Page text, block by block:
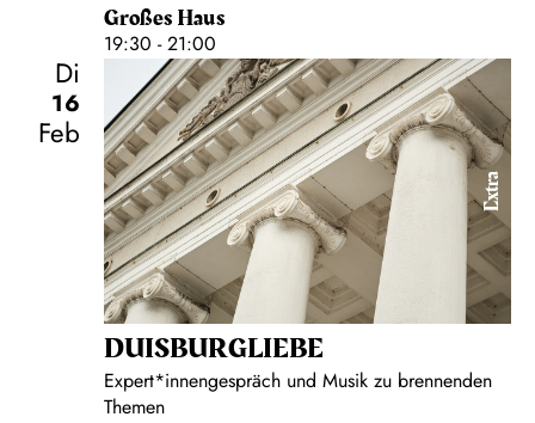
Großes Haus
19:30 - 21:00
Di
16
Feb
Extra
DUISBURG­LIEBE
Expert*innengespräch und Musik zu brennenden
Themen